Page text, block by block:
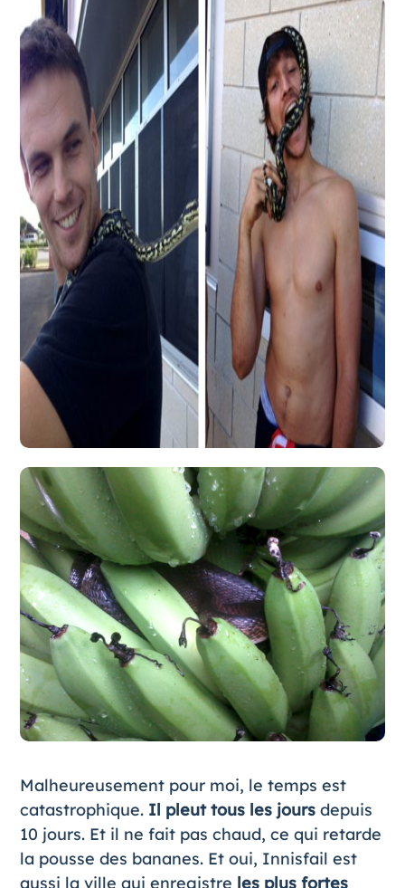
Malheureusement pour moi, le temps est
catastrophique. Il pleut tous les joursdepuis
10 jours. Et il ne fait pas chaud, ce qui retarde
la pousse des bananes. Et oui, Innisfail est
aussi la ville qui enregistre les plus fortes